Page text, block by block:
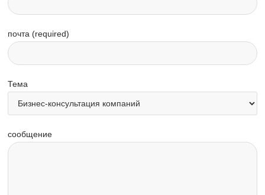
почта (required)
Тема
сообщение